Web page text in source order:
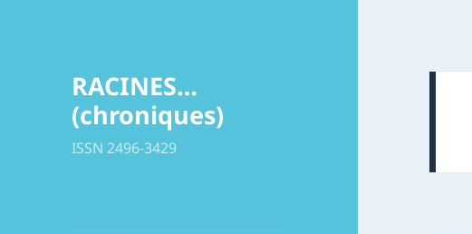
RACINES…
(chroniques)
ISSN 2496-3429